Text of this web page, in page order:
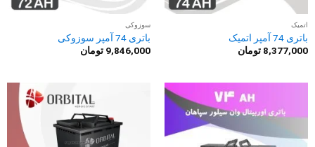
اتمیک
باتری 74 آمپر اتمیک
8,377,000 تومان
سوزوکی
باتری 74 آمپر سوزوکی
9,846,000 تومان